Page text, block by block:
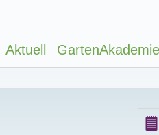
Aktuell GartenAkademie